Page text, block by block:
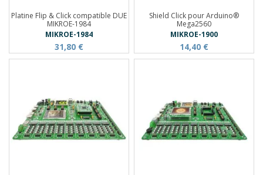
Platine Flip & Click compatible DUE
MIKROE-1984
MIKROE-1984
31,80 €
Shield Click pour Arduino®
Mega2560
MIKROE-1900
14,40 €